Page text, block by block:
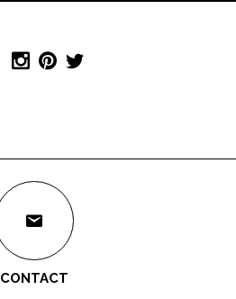
CONTACT